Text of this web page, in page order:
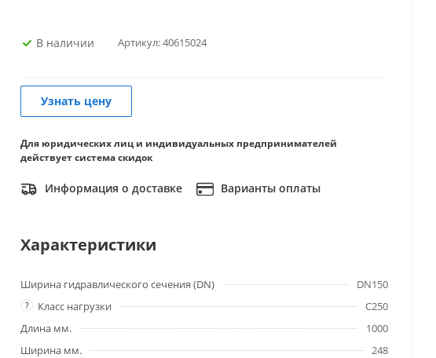
В наличии Артикул:40615024
Узнать цену
Для юридических лиц и индивидуальных предпринимателей
действует система скидок
Информация о доставке Варианты оплаты
Характеристики
Ширина гидравлического сечения (DN) DN150
? Класс нагрузки
C250
Длина мм.
1000
Ширина мм.
248